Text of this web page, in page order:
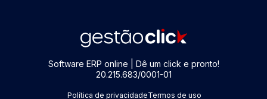
Software ERP online | Dê um click e pronto!
20.215.683/0001-01
Política de privacidadeTermos de uso